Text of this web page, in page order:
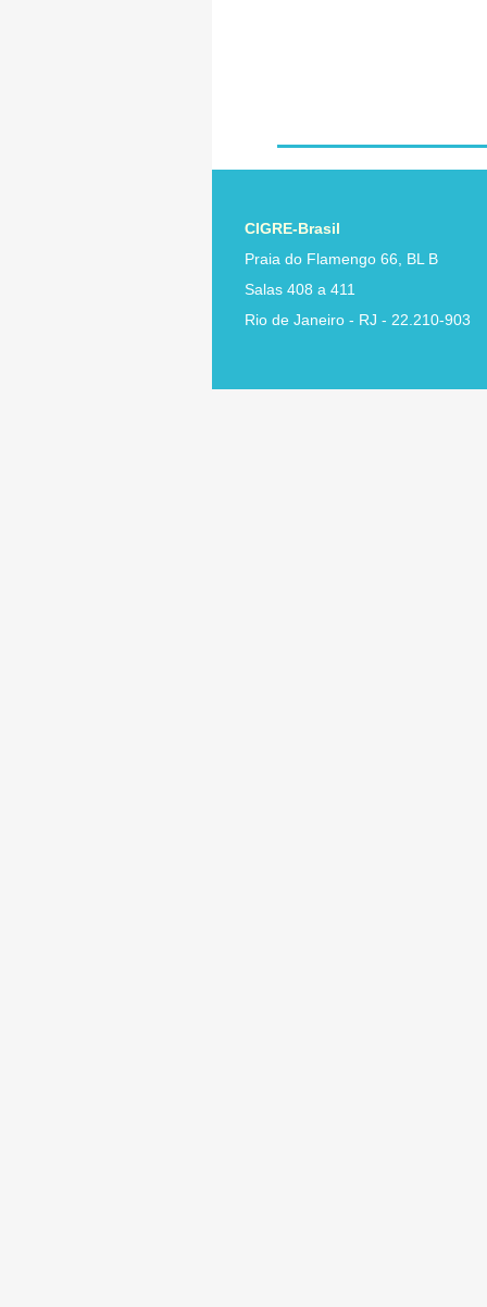
CIGRE-Brasil
Praia do Flamengo 66, BL B
Salas 408 a 411
Rio de Janeiro - RJ - 22.210-903